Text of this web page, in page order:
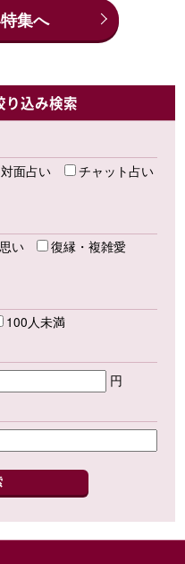
集へ
り込み検索
対面占い
チャット占い
い
復縁・複雑愛
100人未満
円